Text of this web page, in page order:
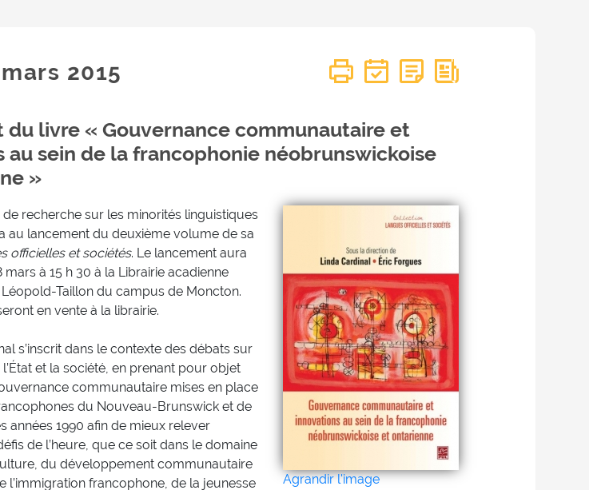
mars 2015
du livre « Gouvernance communautaire et
au sein de la francophonie néobrunswickoise
»
Agrandir l'image
de recherche sur les minorités linguistiques
au lancement du deuxième volume de sa
officielles et sociétés. Le lancement aura
mars à 15 h 30 à la Librairie acadienne
Taillon du campus de Moncton.
en vente à la librairie.
s’inscrit dans le contexte des débats sur
et la société, en prenant pour objet
communautaire mises en place
du Nouveau-Brunswick et de
années 1990 afin de mieux relever
de l’heure, que ce soit dans le domaine
du développement communautaire
l’immigration francophone, de la jeunesse